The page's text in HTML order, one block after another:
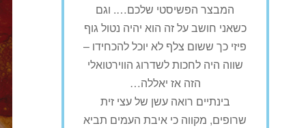
המבצר הפשיסטי שלכם…. וגם
כשאני חושב על זה הוא יהיה נטול גוף
פיזי כך ששום צלף לא יוכל להכחידו –
שווה היה לחכות לשדרוג הווירטואלי
הזה אז יאללה…
בינתיים רואה עשן של עצי זית
שרופים, מקווה כי איבת העמים תביא